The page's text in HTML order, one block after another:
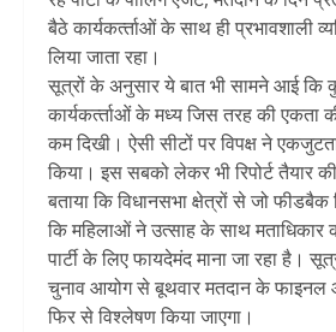
बैठे कार्यकर्त्‍ताओं के साथ ही प्रभावशाली
लिया जाता रहा।
सूत्रों के अनुसार ये बात भी सामने आई कि
कार्यकर्त्‍ताओं के मध्य जिस तरह की एकता
कम दिखी। ऐसी सीटों पर विपक्ष ने
किया। इस सबको लेकर भी रिपोर्ट तैयार
बताया कि विधानसभा क्षेत्रों से जो
कि महिलाओं ने उत्साह के साथ मताधिकार
पार्टी के लिए फायदेमंद माना जा रहा है।
चुनाव आयोग से बूथवार मतदान के
फिर से विश्लेषण किया जाएगा।